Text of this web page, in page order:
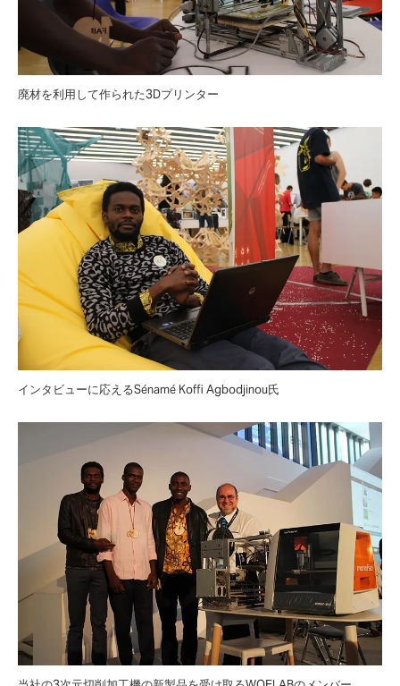
廃材を利用して作られた3Dプリンター
インタビューに応えるSénamé Koffi Agbodjinou氏